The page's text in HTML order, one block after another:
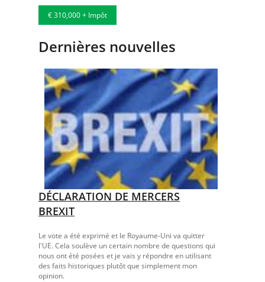
€ 310,000 + Impôt
Dernières nouvelles
DÉCLARATION DE MERCERS
BREXIT
Le vote a été exprimé et le Royaume-Uni va quitter
l'UE. Cela soulève un certain nombre de questions qui
nous ont été posées et je vais y répondre en utilisant
des faits historiques plutôt que simplement mon
opinion.